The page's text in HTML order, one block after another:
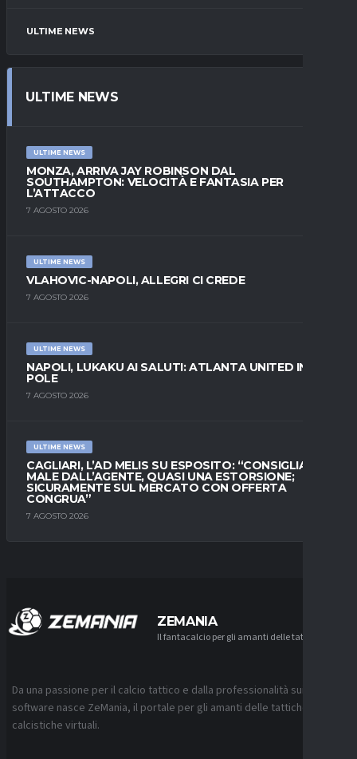
ULTIME NEWS
ULTIME NEWS
ULTIME NEWS
MONZA, ARRIVA JAY ROBINSON DAL
SOUTHAMPTON: VELOCITÀ E FANTASIA PER
L’ATTACCO
7 AGOSTO 2026
ULTIME NEWS
VLAHOVIC-NAPOLI, ALLEGRI CI CREDE
7 AGOSTO 2026
ULTIME NEWS
NAPOLI, LUKAKU AI SALUTI: ATLANTA UNITED IN
POLE
7 AGOSTO 2026
ULTIME NEWS
CAGLIARI, L’AD MELIS SU ESPOSITO: “CONSIGLIATO
MALE DALL’AGENTE, QUASI UNA ESTORSIONE;
SICURAMENTE SUL MERCATO CON OFFERTA
CONGRUA”
7 AGOSTO 2026
ZEMANIA
Il fantacalcio per gli amanti delle tattiche
Da una passione per il calcio tattico e dalla professionalità sui
software nasce ZeMania, il portale per gli amanti delle tattiche
calcistiche virtuali.